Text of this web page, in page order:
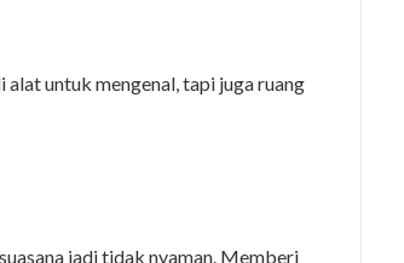
untuk mengenal, tapi juga ruang
jadi tidak nyaman. Memberi